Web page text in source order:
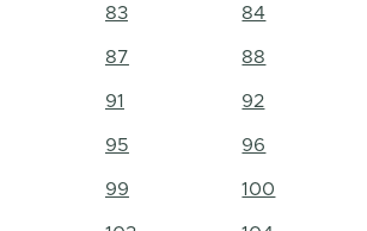
83 84
87 88
91 92
95 96
99 100